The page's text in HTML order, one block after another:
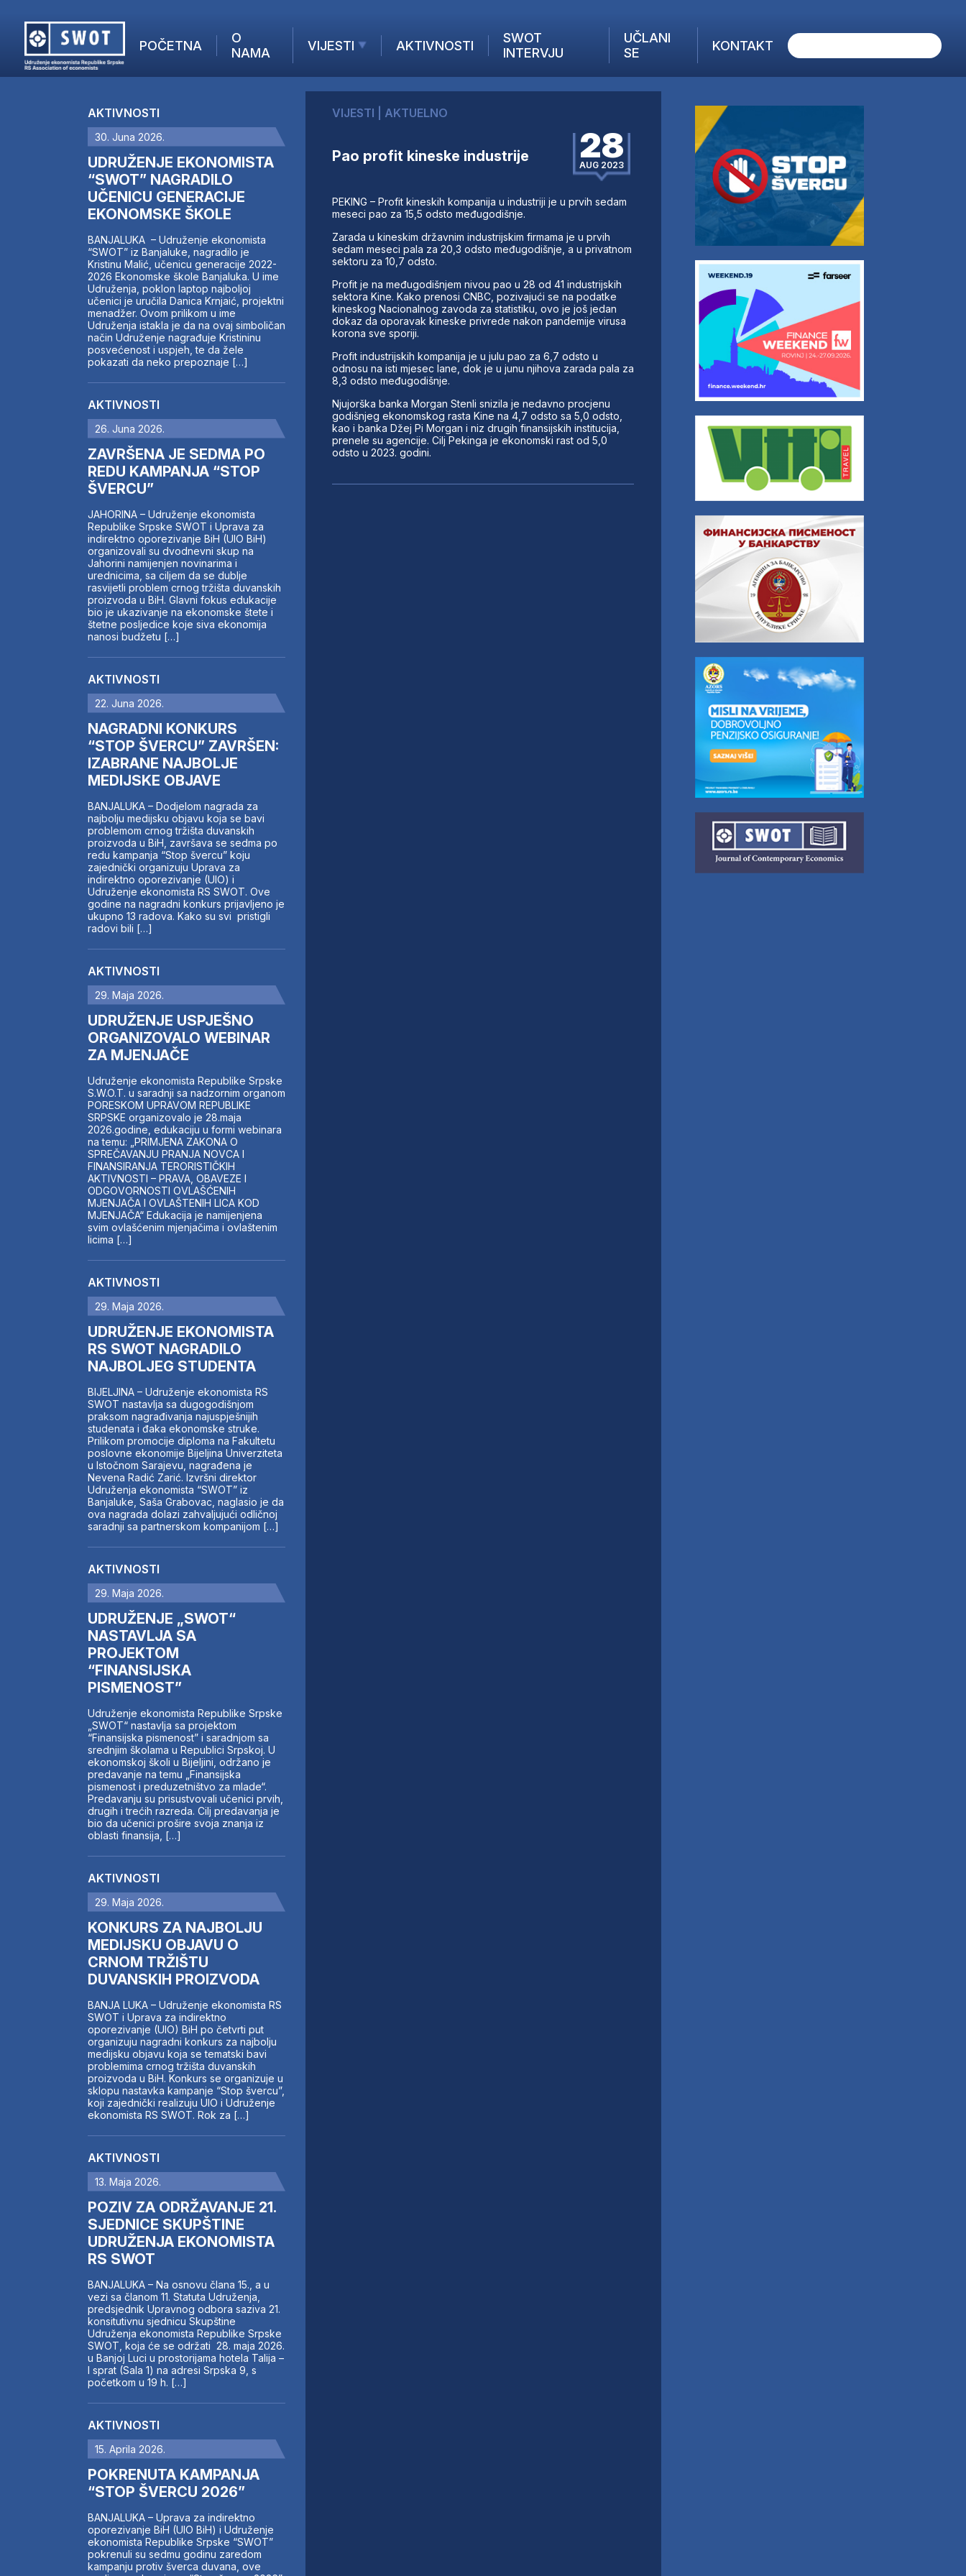
POČETNA
O
NAMA
VIJESTI
AKTUELNO
KOMPANIJE
IZ STRANIH MEDIJA
AKTIVNOSTI
SWOT
INTERVJU
UČLANI
SE
KONTAKT
AKTUELNO
ANALIZE
KOMPANIJE
FINANSIJE
IZ STRANIH MEDIJA
AKTIVNOSTI
SWOT INTERVJU
UČLANI SE
KONTAKT
AKTIVNOSTI
30. Juna 2026.
UDRUŽENJE EKONOMISTA
“SWOT” NAGRADILO
UČENICU GENERACIJE
EKONOMSKE ŠKOLE
BANJALUKA – Udruženje ekonomista
“SWOT” iz Banjaluke, nagradilo je
Kristinu Malić, učenicu generacije 2022-
2026 Ekonomske škole Banjaluka. U ime
Udruženja, poklon laptop najboljoj
učenici je uručila Danica Krnjaić, projektni
menadžer. Ovom prilikom u ime
Udruženja istakla je da na ovaj simboličan
način Udruženje nagrađuje Kristininu
posvećenost i uspjeh, te da žele
pokazati da neko prepoznaje […]
AKTIVNOSTI
26. Juna 2026.
ZAVRŠENA JE SEDMA PO
REDU KAMPANJA “STOP
ŠVERCU”
JAHORINA – Udruženje ekonomista
Republike Srpske SWOT i Uprava za
indirektno oporezivanje BiH (UIO BiH)
organizovali su dvodnevni skup na
Jahorini namijenjen novinarima i
urednicima, sa ciljem da se dublje
rasvijetli problem crnog tržišta duvanskih
proizvoda u BiH. Glavni fokus edukacije
bio je ukazivanje na ekonomske štete i
štetne posljedice koje siva ekonomija
nanosi budžetu […]
AKTIVNOSTI
22. Juna 2026.
NAGRADNI KONKURS
“STOP ŠVERCU” ZAVRŠEN:
IZABRANE NAJBOLJE
MEDIJSKE OBJAVE
BANJALUKA – Dodjelom nagrada za
najbolju medijsku objavu koja se bavi
problemom crnog tržišta duvanskih
proizvoda u BiH, završava se sedma po
redu kampanja “Stop švercu” koju
zajednički organizuju Uprava za
indirektno oporezivanje (UIO) i
Udruženje ekonomista RS SWOT. Ove
godine na nagradni konkurs prijavljeno je
ukupno 13 radova. Kako su svi pristigli
radovi bili […]
AKTIVNOSTI
29. Maja 2026.
UDRUŽENJE USPJEŠNO
ORGANIZOVALO WEBINAR
ZA MJENJAČE
Udruženje ekonomista Republike Srpske
S.W.O.T. u saradnji sa nadzornim organom
PORESKOM UPRAVOM REPUBLIKE
SRPSKE organizovalo je 28.maja
2026.godine, edukaciju u formi webinara
na temu: „PRIMJENA ZAKONA O
SPREČAVANJU PRANJA NOVCA I
FINANSIRANJA TERORISTIČKIH
AKTIVNOSTI – PRAVA, OBAVEZE I
ODGOVORNOSTI OVLAŠĆENIH
MJENJAČA I OVLAŠTENIH LICA KOD
MJENJAČA“ Edukacija je namijenjena
svim ovlašćenim mjenjačima i ovlaštenim
licima […]
AKTIVNOSTI
29. Maja 2026.
UDRUŽENJE EKONOMISTA
RS SWOT NAGRADILO
NAJBOLJEG STUDENTA
BIJELJINA – Udruženje ekonomista RS
SWOT nastavlja sa dugogodišnjom
praksom nagrađivanja najuspješnijih
studenata i đaka ekonomske struke.
Prilikom promocije diploma na Fakultetu
poslovne ekonomije Bijeljina Univerziteta
u Istočnom Sarajevu, nagrađena je
Nevena Radić Zarić. Izvršni direktor
Udruženja ekonomista “SWOT” iz
Banjaluke, Saša Grabovac, naglasio je da
ova nagrada dolazi zahvaljujući odličnoj
saradnji sa partnerskom kompanijom […]
AKTIVNOSTI
29. Maja 2026.
UDRUŽENJE „SWOT“
NASTAVLJA SA
PROJEKTOM
“FINANSIJSKA
PISMENOST”
Udruženje ekonomista Republike Srpske
„SWOT“ nastavlja sa projektom
“Finansijska pismenost” i saradnjom sa
srednjim školama u Republici Srpskoj. U
ekonomskoj školi u Bijeljini, održano je
predavanje na temu „Finansijska
pismenost i preduzetništvo za mlade“.
Predavanju su prisustvovali učenici prvih,
drugih i trećih razreda. Cilj predavanja je
bio da učenici prošire svoja znanja iz
oblasti finansija, […]
AKTIVNOSTI
29. Maja 2026.
KONKURS ZA NAJBOLJU
MEDIJSKU OBJAVU O
CRNOM TRŽIŠTU
DUVANSKIH PROIZVODA
BANJA LUKA – Udruženje ekonomista RS
SWOT i Uprava za indirektno
oporezivanje (UIO) BiH po četvrti put
organizuju nagradni konkurs za najbolju
medijsku objavu koja se tematski bavi
problemima crnog tržišta duvanskih
proizvoda u BiH. Konkurs se organizuje u
sklopu nastavka kampanje “Stop švercu”,
koji zajednički realizuju UIO i Udruženje
ekonomista RS SWOT. Rok za […]
AKTIVNOSTI
13. Maja 2026.
POZIV ZA ODRŽAVANJE 21.
SJEDNICE SKUPŠTINE
UDRUŽENJA EKONOMISTA
RS SWOT
BANJALUKA – Na osnovu člana 15., a u
vezi sa članom 11. Statuta Udruženja,
predsjednik Upravnog odbora saziva 21.
konsitutivnu sjednicu Skupštine
Udruženja ekonomista Republike Srpske
SWOT, koja će se održati 28. maja 2026.
u Banjoj Luci u prostorijama hotela Talija –
I sprat (Sala 1) na adresi Srpska 9, s
početkom u 19 h. […]
AKTIVNOSTI
15. Aprila 2026.
POKRENUTA KAMPANJA
“STOP ŠVERCU 2026”
BANJALUKA – Uprava za indirektno
oporezivanje BiH (UIO BiH) i Udruženje
ekonomista Republike Srpske “SWOT”
pokrenuli su sedmu godinu zaredom
kampanju protiv šverca duvana, ove
VIJESTI AKTUELNO
Pao profit kineske industrije 28
AUG 2023
PEKING – Profit kineskih kompanija u industriji je u prvih sedam
meseci pao za 15,5 odsto međugodišnje.
Zarada u kineskim državnim industrijskim firmama je u prvih
sedam meseci pala za 20,3 odsto međugodišnje, a u privatnom
sektoru za 10,7 odsto.
Profit je na međugodišnjem nivou pao u 28 od 41 industrijskih
sektora Kine. Kako prenosi CNBC, pozivajući se na podatke
kineskog Nacionalnog zavoda za statistiku, ovo je još jedan
dokaz da oporavak kineske privrede nakon pandemije virusa
korona sve sporiji.
Profit industrijskih kompanija je u julu pao za 6,7 odsto u
odnosu na isti mjesec lane, dok je u junu njihova zarada pala za
8,3 odsto međugodišnje.
Njujorška banka Morgan Stenli snizila je nedavno procjenu
godišnjeg ekonomskog rasta Kine na 4,7 odsto sa 5,0 odsto,
kao i banka Džej Pi Morgan i niz drugih finansijskih institucija,
prenele su agencije. Cilj Pekinga je ekonomski rast od 5,0
odsto u 2023. godini.